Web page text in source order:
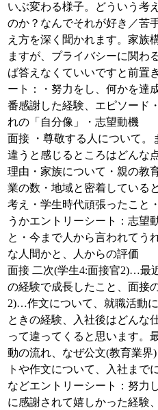
いぶ変わる様子。どういう考
のか？なんでそれが好き／苦
え方を深く聞かれます。家族
ますが、プライバシーに関わ
ば答えなくていいですと前置
ート：・努力をし、何かを達
番感謝した経験、エピソード
れの「自分像」・志望動機
面接 ・尊敬する人について。
違うと感じるところはどんな
理由・家族について・親の教
業の数・地域と密着している
考え・学生時代頑張ったこと
うかエントリーシート：志望
と・今まで人から言われてう
な人間かと、人からの評価
面接 二次(学生4:面接官2)…最
の経験で成長したこと、面接
2)…作文について、就職活動
ときの経験、入社後はどんな
って違ってくると思います。
動の流れ、なぜ公文(教育業
トや作文について、入社まで
などエントリーシート：努力
に感謝されて嬉しかった経験